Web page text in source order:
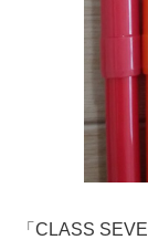
「CLASS